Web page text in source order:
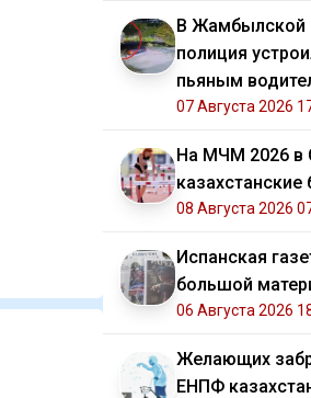
В Жамбылской
полиция
пьяным
07 Августа 2026
На МЧМ 2026 в
казахстанские
08 Августа 2026
Испанская
большой
06 Августа 2026
Желающих
ЕНПФ